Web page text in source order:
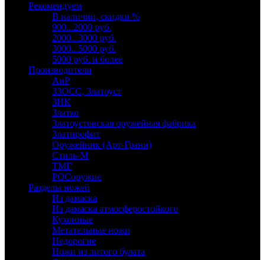
Рекомендуем
В наличии, скидки %
900...2000 руб.
2000...3000 руб.
3000...5000 руб.
5000 руб. и более
Производители
АиР
ЗЗОСС, Златоуст
ЗИК
Златко
Златоустовская оружейная фабрика
Златпрофит
Оружейник (Арт-Грани)
Стиль-М
ТМГ
РОСоружие
Разделы ножей
Из дамаска
Из дамаска атмосферостойкого
Кухонные
Метательные ножи
Недорогие
Ножи из литого булата